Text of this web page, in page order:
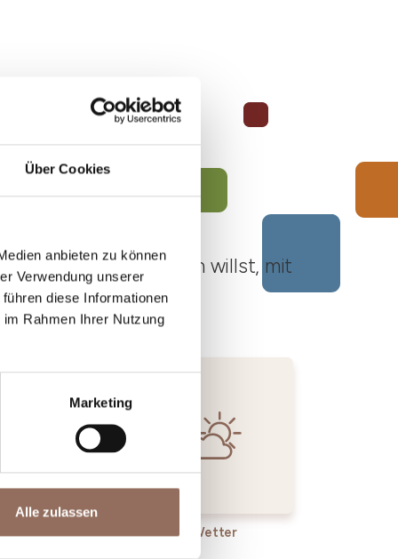
Über Cookies
anbieten zu können
Verwendung unserer
diese Informationen
Rahmen Ihrer Nutzung
Marketing
Alle zulassen
Roero unternehmen willst, mit
Wetter